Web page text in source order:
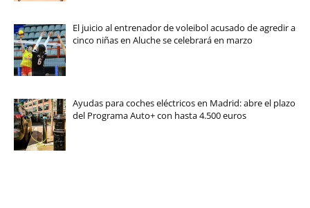
El juicio al entrenador de voleibol acusado de agredir a
cinco niñas en Aluche se celebrará en marzo
Ayudas para coches eléctricos en Madrid: abre el plazo
del Programa Auto+ con hasta 4.500 euros